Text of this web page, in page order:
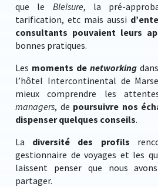
que le Bleisure, la pré-
tarification, etc mais aussi
consultants pouvaient leurs
bonnes pratiques.
Les moments de networking
l’hôtel Intercontinental de
mieux comprendre les
managers, de poursuivre nos
dispenser quelques conseils.
La diversité des profils
gestionnaire de voyages et les
laissent penser que nous
partager.